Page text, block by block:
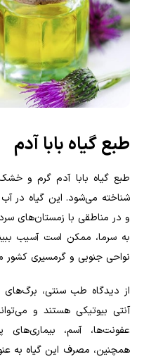
طبع گیاه بابا آدم
طبع گیاه بابا آدم گرم و
شناخته می‌شود. این گیاه در
و در مناطقی با زمستان‌های
به سرما، ممکن است آسیب
نواحی جنوبی و گرمسیری کشور
از دیدگاه طب سنتی،
آنتی بیوتیکی هستند و
عفونت‌ها، آسم،
همچنین، مصرف این گیاه به